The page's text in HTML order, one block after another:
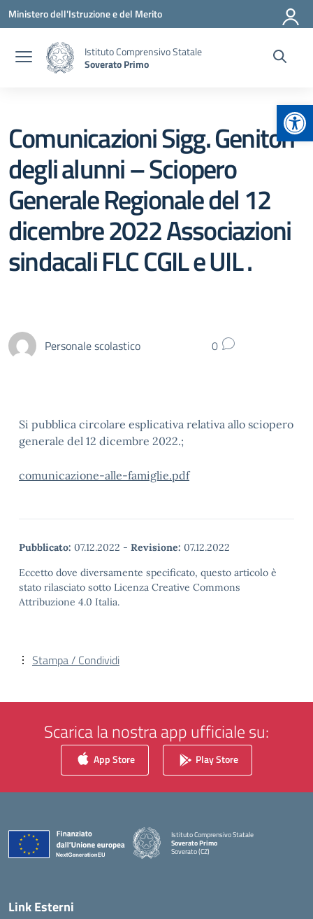
Vai ai contenuti
Vai al menu di navigazione
Vai al footer
Ministero dell'Istruzione e del Merito
Istituto Comprensivo Statale
Soverato Primo
Comunicazioni Sigg. Genitori
degli alunni – Sciopero
Generale Regionale del 12
dicembre 2022 Associazioni
sindacali FLC CGIL e UIL .
Personale scolastico 0
Si pubblica circolare esplicativa relativa allo sciopero
generale del 12 dicembre 2022.;
comunicazione-alle-famiglie.pdf
Pubblicato: 07.12.2022 - Revisione: 07.12.2022
Eccetto dove diversamente specificato, questo articolo è
stato rilasciato sotto Licenza Creative Commons
Attribuzione 4.0 Italia.
Stampa / Condividi
Scarica la nostra app ufficiale su:
App Store Play Store
Istituto Comprensivo Statale
Soverato Primo
Soverato (CZ)
Link Esterni